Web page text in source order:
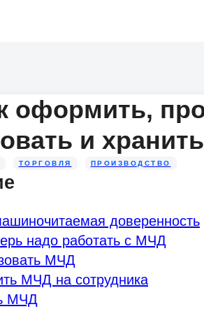
оформить,
и хранить
ТОРГОВЛЯ ПРОИЗВОДСТВО
доверенность
надо работать с МЧД
МЧД
МЧД на сотрудника
МЧД